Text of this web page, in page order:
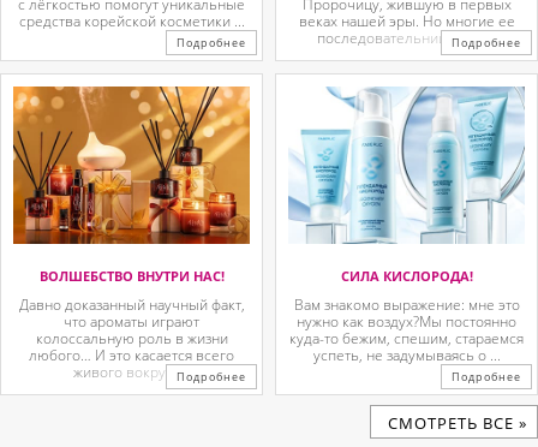
средства корейской косметики ...
Подробнее
веках нашей эры. Но многие ее
последовательницы так ...
Подробнее
ВОЛШЕБСТВО ВНУТРИ НАС!
Давно доказанный научный факт,
что ароматы играют
колоссальную роль в жизни
любого… И это касается всего
живого вокруг. ...Подробнее
СИЛА КИСЛОРОДА!
Вам знакомо выражение: мне это
нужно как воздух?Мы постоянно
куда-то бежим, спешим, стараемся
успеть, не задумываясь о ...
Подробнее
CМОТРЕТЬ ВСЕ »